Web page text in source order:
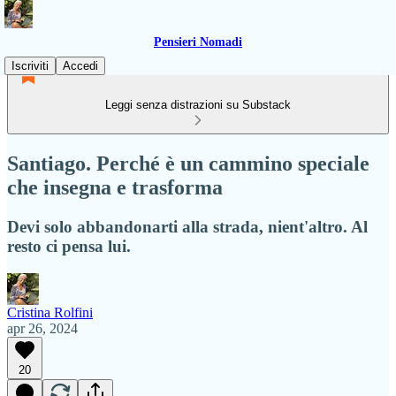
Pensieri Nomadi
Iscriviti
Accedi
Leggi senza distrazioni su Substack
Santiago. Perché è un cammino speciale
che insegna e trasforma
Devi solo abbandonarti alla strada, nient'altro. Al
resto ci pensa lui.
Cristina Rolfini
apr 26, 2024
20